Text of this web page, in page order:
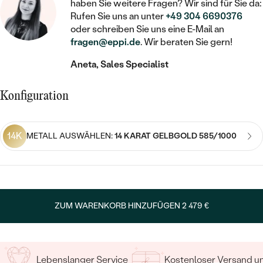
MIT FÜLLUNG
IM SET
GÜNSTIG
LUXURIÖSE
LAB GROWN DIAMANTEN ZUM
EINFASSEN
FARBIGE DIAMANTEN ZUM EINFASSEN
NACH EDELSTEIN
MIT DIAMANT
MIT LAB GROWN DIAMANT
MIT FARBIGEN DIAMANTEN
SCHMUCK FÜR KINDER
BROSCHEN
GOLD
SILBER
DIAMANTSCHMUCK
KINDER
PIERCINGS
MIT DIAMANT
MIT EDELSTEIN
PERLENOHRRINGE
LUXURIÖSE
MEDAILLON
MIT TIEREN
NACH EDELSTEIN
MIT DIAMANT
PERLENKETTEN
NACH PREIS
SIEGELRINGE
PERSONALISIERT
NACH EDELSTEIN
MIT DIAMANT
MIT EDELSTEIN
haben Sie weitere Fragen? Wir sind für Sie da:
Rufen Sie uns an unter+49 304 6690376
oder schreiben Sie uns eine E-Mail an
fragen@eppi.de. Wir beraten Sie gern!
Aneta, Sales Specialist
Konfiguration
14K METALL AUSWÄHLEN:14 KARAT GELBGOLD 585/1000
ZUM WARENKORB HINZUFÜGEN 2 479 €
Lebenslanger Service Kostenloser Versand